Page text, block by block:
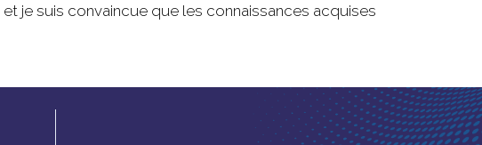
je suis convaincue que les connaissances acquises